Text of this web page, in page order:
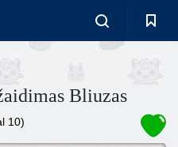
Bliuzas
10)